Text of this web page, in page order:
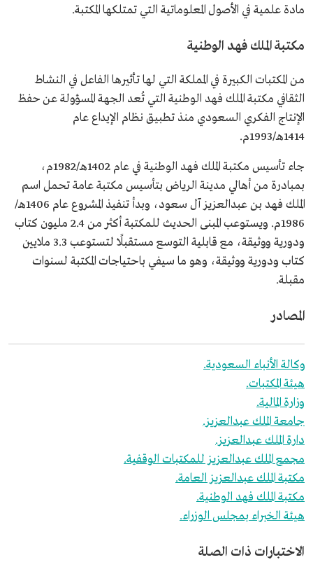
مادة علمية في الأصول المعلوماتية التي تمتلكها المكتبة.
مكتبة الملك فهد الوطنية
من المكتبات الكبيرة في المملكة التي لها تأثيرها الفاعل في النشاط
الثقافي مكتبة الملك فهد الوطنية التي تُعد الجهة المسؤولة عن حفظ
الإنتاج الفكري السعودي منذ تطبيق نظام الإيداع عام
1414هـ/1993م.
جاء تأسيس مكتبة الملك فهد الوطنية في عام 1402هـ/1982م،
بمبادرة من أهالي مدينة الرياض بتأسيس مكتبة عامة تحمل اسم
الملك فهد بن عبدالعزيز آل سعود، وبدأ تنفيذ المشروع عام 1406هـ/
1986م. ويستوعب المبنى الحديث للمكتبة أكثر من 2.4 مليون كتاب
ودورية ووثيقة، مع قابلية التوسع مستقبلًا لتستوعب 3.3 ملايين
كتاب ودورية ووثيقة، وهو ما سيفي باحتياجات المكتبة لسنوات
مقبلة.
المصادر
وكالة الأنباء السعودية.
هيئة المكتبات.
وزارة المالية.
جامعة الملك عبدالعزيز.
دارة الملك عبدالعزيز.
مجمع الملك عبدالعزيز للمكتبات الوقفية.
مكتبة الملك عبدالعزيز العامة.
مكتبة الملك فهد الوطنية.
هيئة الخبراء بمجلس الوزراء.
الاختبارات ذات الصلة